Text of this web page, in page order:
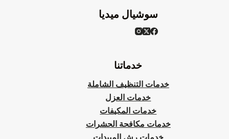
سوشيال ميديا
خدماتنا
خدمات التنظيف الشاملة
خدمات العزل
خدمات المكيفات
خدمات مكافحة الحشرات